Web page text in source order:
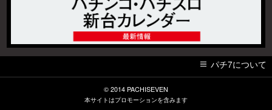
パチ7について
© 2014 PACHISEVEN
本サイトはプロモーションを含みます